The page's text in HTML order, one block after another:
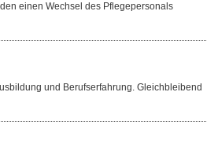
einen Wechsel des Pflegepersonals
und Berufserfahrung. Gleichbleibend